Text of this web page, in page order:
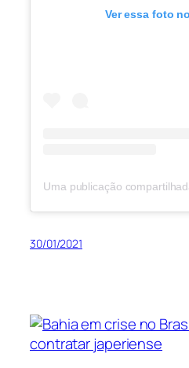
Ver essa foto
30/01/2021